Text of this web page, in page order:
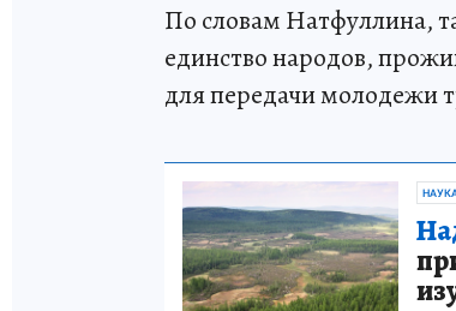
По словам Натфуллина,
единство народов,
для передачи молодежи